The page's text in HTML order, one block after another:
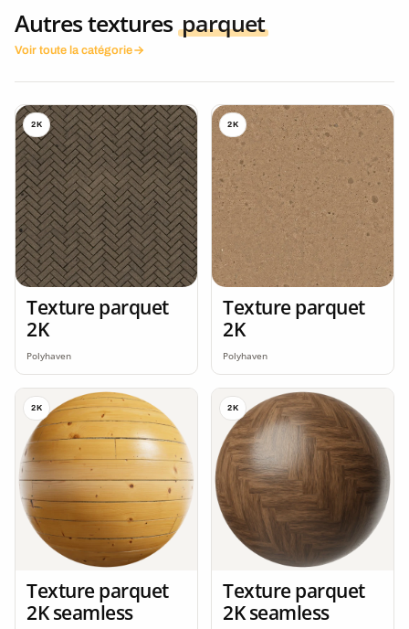
Autres textures parquet
Voir toute la catégorie
2K
Texture parquet
2K
Polyhaven
2K
Texture parquet
2K
Polyhaven
2K
Texture parquet
2K seamless
2K
Texture parquet
2K seamless